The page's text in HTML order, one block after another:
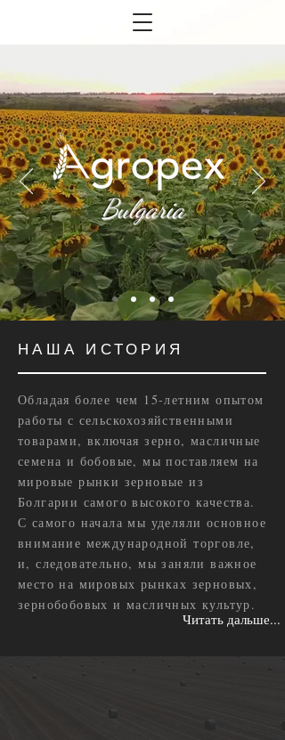
Bulgaria
НАША ИСТОРИЯ
Обладая более чем 15-летним опытом
работы с сельскохозяйственными
товарами, включая зерно, масличные
семена и бобовые, мы поставляем на
мировые рынки зерновые из
Болгарии самого высокого качества.
С самого начала мы уделяли основное
внимание международной торговле,
и, следовательно, мы заняли важное
место на мировых рынках зерновых,
зернобобовых и масличных культур.
Читать дальше...